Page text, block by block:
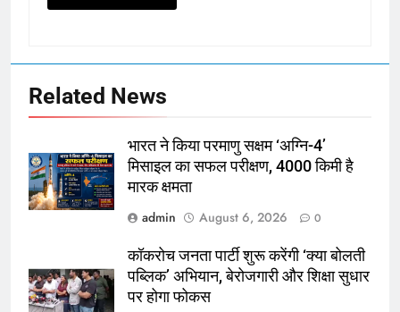
Related News
भारत ने किया परमाणु सक्षम ‘अग्नि-4’
मिसाइल का सफल परीक्षण, 4000 किमी है
मारक क्षमता
admin
August 6, 2026 0
कॉकरोच जनता पार्टी शुरू करेंगी ‘क्या बोलती
पब्लिक’ अभियान, बेरोजगारी और शिक्षा सुधार
पर होगा फोकस